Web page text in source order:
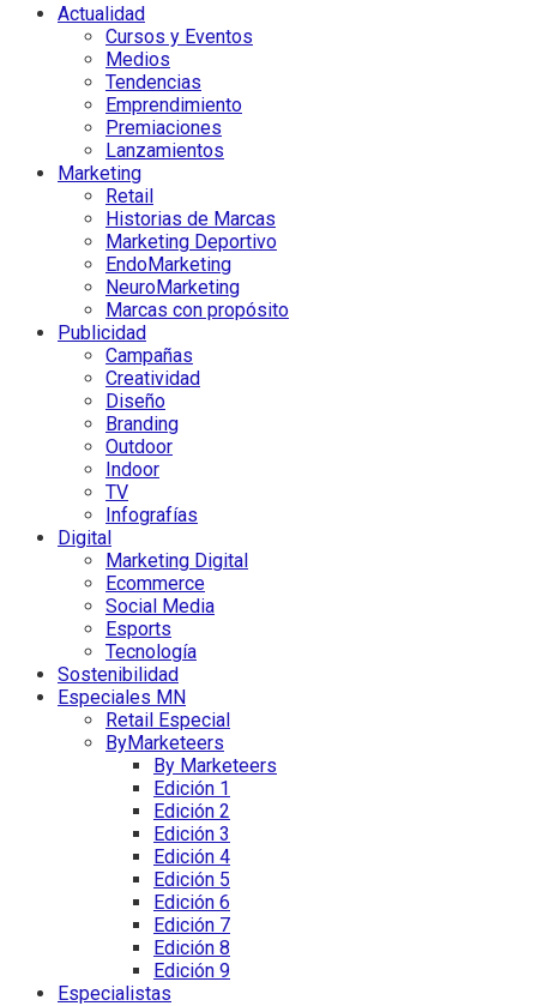
Actualidad
Cursos y Eventos
Medios
Tendencias
Emprendimiento
Premiaciones
Lanzamientos
Marketing
Retail
Historias de Marcas
Marketing Deportivo
EndoMarketing
NeuroMarketing
Marcas con propósito
Publicidad
Campañas
Creatividad
Diseño
Branding
Outdoor
Indoor
TV
Infografías
Digital
Marketing Digital
Ecommerce
Social Media
Esports
Tecnología
Sostenibilidad
Especiales MN
Retail Especial
ByMarketeers
By Marketeers
Edición 1
Edición 2
Edición 3
Edición 4
Edición 5
Edición 6
Edición 7
Edición 8
Edición 9
Especialistas